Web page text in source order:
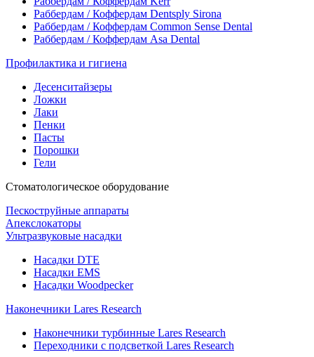
Раббердам / Коффердам Dentsply Sirona
Раббердам / Коффердам Common Sense Dental
Раббердам / Коффердам Asa Dental
Профилактика и гигиена
Десенситайзеры
Ложки
Лаки
Пенки
Пасты
Порошки
Гели
Стоматологическое оборудование
Пескоструйные аппараты
Апекслокаторы
Ультразвуковые насадки
Насадки DTE
Насадки EMS
Насадки Woodpecker
Наконечники Lares Research
Наконечники турбинные Lares Research
Переходники с подсветкой Lares Research